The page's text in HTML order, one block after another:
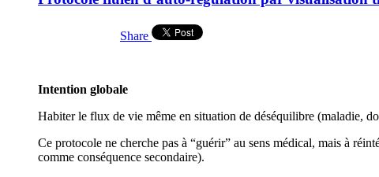
Share
Intention globale
Habiter le flux de vie même en situation de déséquilibre (maladie,
Ce protocole ne cherche pas à “guérir” au sens médical, mais à
comme conséquence secondaire).